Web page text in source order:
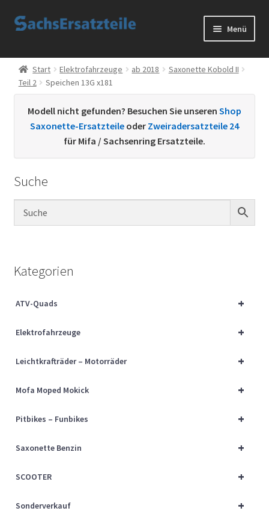
Zur
Zum
Menü
Start
AGB
Datenschutzerklärung
Kontakt
Sachs Ersatzteile
Über uns
Start Elektrofahrzeuge ab 2018
Saxonette Kobold II
Teil 2
Speichen 13G x181
Modell nicht gefunden? Besuchen Sie unseren Shop
Saxonette-Ersatzteile oder Zweiradersatzteile 24
für Mifa / Sachsenring Ersatzteile.
Suche
Kategorien
+
ATV-Quads
+
Elektrofahrzeuge
+
Leichtkrafträder – Motorräder
+
Mofa Moped Mokick
+
Pitbikes – Funbikes
+
Saxonette Benzin
+
SCOOTER
+
Sonderverkauf